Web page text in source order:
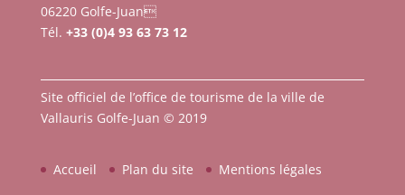
06220 Golfe-Juan
Tél. +33 (0)4 93 63 73 12
Site officiel de l’office de tourisme de la ville de
Vallauris Golfe-Juan © 2019
Accueil Plan du site Mentions légales